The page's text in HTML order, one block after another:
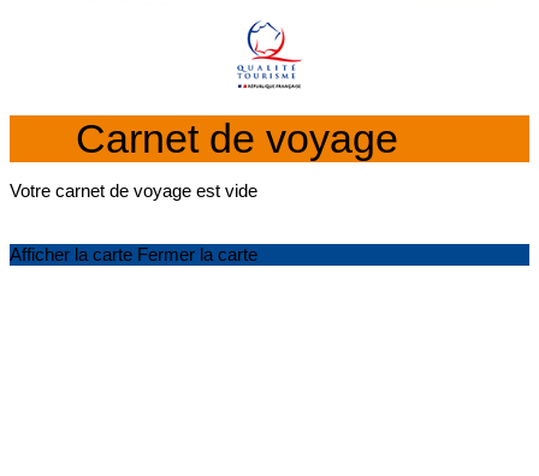
Carnet de voyage
Votre carnet de voyage est vide
Afficher la carte Fermer la carte